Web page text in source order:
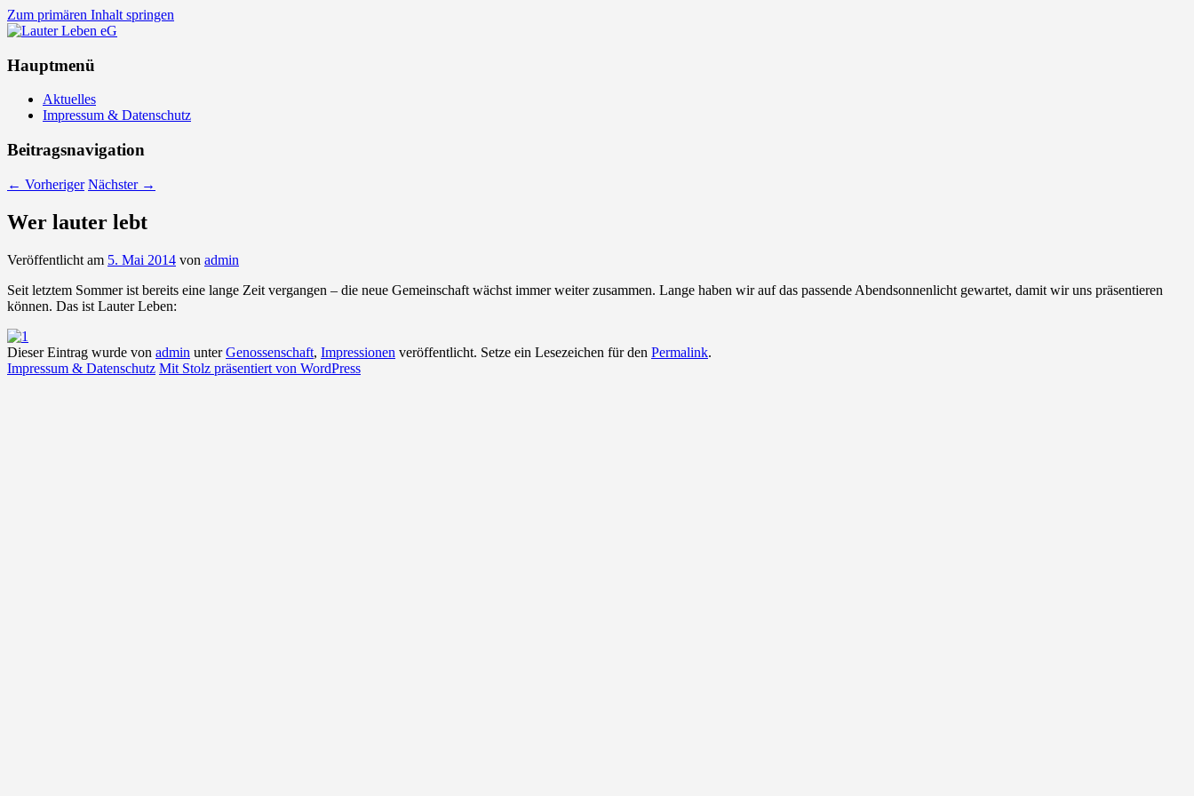
Zum primären Inhalt springen
Lauter Leben eG
Hauptmenü
Aktuelles
Impressum & Datenschutz
Beitragsnavigation
← Vorheriger Nächster →
Wer lauter lebt
Veröffentlicht am 5. Mai 2014 von admin
Seit letztem Sommer ist bereits eine lange Zeit vergangen – die neue Gemeinschaft wächst immer weiter zusammen. Lange haben wir auf das passende Abendsonnenlicht gewartet, damit wir uns präsentieren
können. Das ist Lauter Leben:
Dieser Eintrag wurde von admin unterGenossenschaft, Impressionen veröffentlicht. Setze ein Lesezeichen für den Permalink.
Impressum & Datenschutz Mit Stolz präsentiert von WordPress